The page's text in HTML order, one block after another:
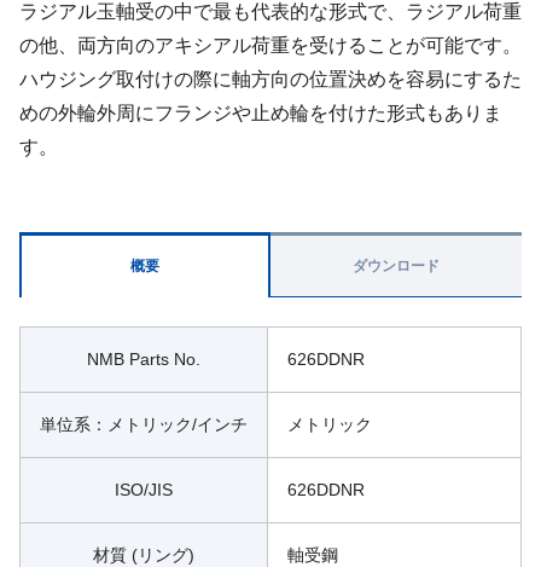
ラジアル玉軸受の中で最も代表的な形式で、ラジアル荷重
の他、両方向のアキシアル荷重を受けることが可能です。
ハウジング取付けの際に軸方向の位置決めを容易にするた
めの外輪外周にフランジや止め輪を付けた形式もありま
す。
概要
NMB Parts No. 626DDNR
単位系：メトリック/インチ メトリック
ISO/JIS 626DDNR
材質 (リング) 軸受鋼
ダウンロード